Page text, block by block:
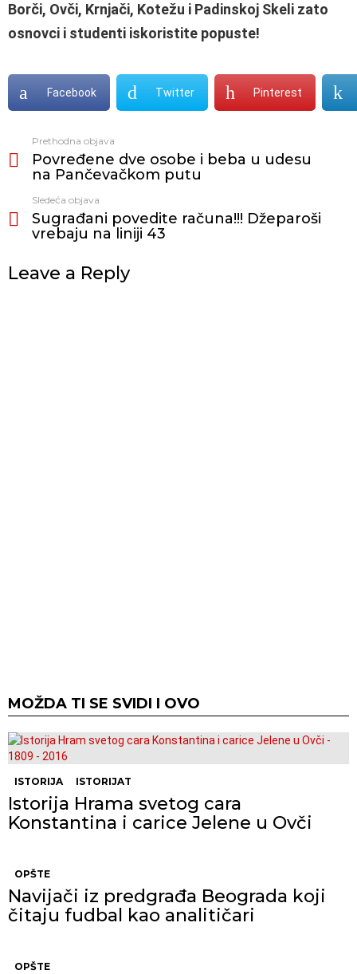
Borči, Ovči, Krnjači, Kotežu i Padinskoj Skeli zato
osnovci i studenti iskoristite popuste!
Facebook Twitter Pinterest
još
Prethodna objava
Povređene dve osobe i beba u udesu
na Pančevačkom putu
Sledeća objava
Sugrađani povedite računa!!! Džeparoši
vrebaju na liniji 43
Leave a Reply
MOŽDA TI SE SVIDI I OVO
ISTORIJA ISTORIJAT
Istorija Hrama svetog cara
Konstantina i carice Jelene u Ovči
OPŠTE
Navijači iz predgrađa Beograda koji
čitaju fudbal kao analitičari
OPŠTE